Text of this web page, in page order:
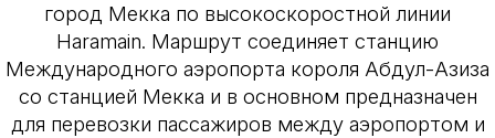
город Мекка по высокоскоростной линии
Haramain. Маршрут соединяет станцию
Международного аэропорта короля Абдул-Азиза
со станцией Мекка и в основном предназначен
для перевозки пассажиров между аэропортом и